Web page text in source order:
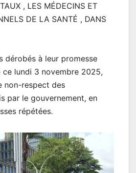
, LES MÉDECINS ET
DE LA SANTÉ , DANS
dérobés à leur promesse
ce lundi 3 novembre 2025,
non-respect des
par le gouvernement, en
répétées.